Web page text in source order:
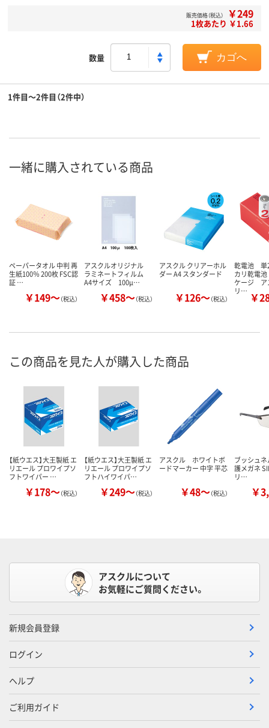
販売価格（税込） ￥249
1枚あたり ￥1.66
数量 カゴへ
1件目～2件目（2件中）
一緒に購入されている商品
ペーパータオル 中判 再
生紙100％ 200枚 FSC認
証 …
￥149～（税込）
アスクルオリジナル
ラミネートフィルム
A4サイズ 100μ…
￥458～（税込）
アスクル クリアーホル
ダー A4 スタンダード
￥126～（税込）
乾電池
カリ乾電
ケージ ア
リ… ￥
この商品を見た人が購入した商品
【紙ウエス】大王製紙 エ
リエール プロワイプソ
フトワイパー …
￥178～（税込）
【紙ウエス】大王製紙 エ
リエール プロワイプソ
フトハイワイパ…
￥249～（税込）
アスクル ホワイトボ
ードマーカー 中字 平芯
￥48～（税込）
ブッシュ
護メガネ
リ…
￥
アスクルについて
お気軽にご質問ください。
新規会員登録
ログイン
ヘルプ
ご利用ガイド